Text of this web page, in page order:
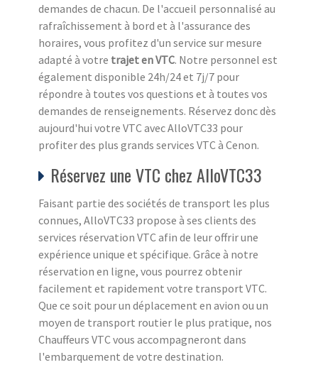
demandes de chacun. De l'accueil personnalisé au
rafraîchissement à bord et à l'assurance des
horaires, vous profitez d'un service sur mesure
adapté à votre trajet en VTC. Notre personnel est
également disponible 24h/24 et 7j/7 pour
répondre à toutes vos questions et à toutes vos
demandes de renseignements. Réservez donc dès
aujourd'hui votre VTC avec AlloVTC33 pour
profiter des plus grands services VTC à Cenon.
Réservez une VTC chez AlloVTC33
Faisant partie des sociétés de transport les plus
connues, AlloVTC33 propose à ses clients des
services réservation VTC afin de leur offrir une
expérience unique et spécifique. Grâce à notre
réservation en ligne, vous pourrez obtenir
facilement et rapidement votre transport VTC.
Que ce soit pour un déplacement en avion ou un
moyen de transport routier le plus pratique, nos
Chauffeurs VTC vous accompagneront dans
l'embarquement de votre destination.